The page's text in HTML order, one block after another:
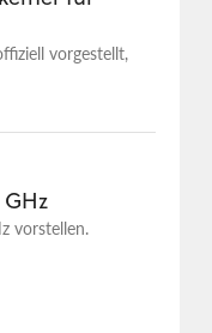
vorgestellt,
vorstellen.